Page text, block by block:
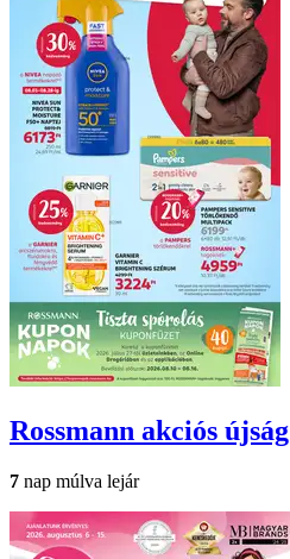
Rossmann akciós újság
7 nap múlva lejár